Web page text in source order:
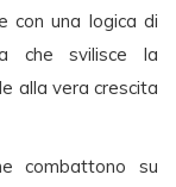
con una logica di
che svilisce la
alla vera crescita
combattono su